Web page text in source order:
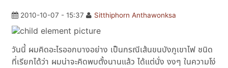
2010-10-07 - 15:37 Sitthiphorn Anthawonksa
วันนี้ ผมคิดอะไรออกบางอย่าง เป็นกรณีเส้นขนบังภูเขาไฟ ชนิด
ที่เรียกได้ว่า ผมน่าจะคิดพบตั้งนานแล้ว ได้แต่นั่ง งงๆ ในความโง่